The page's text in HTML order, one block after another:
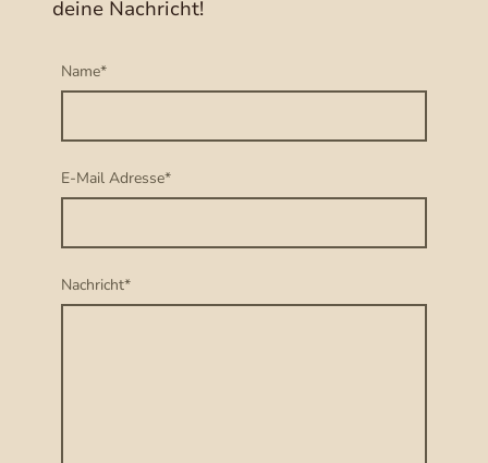
deine Nachricht!
Name*
E-Mail Adresse*
Nachricht*